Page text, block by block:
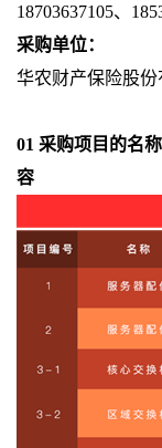
18703637105、
采购单位：
华农财产保险股份
01 采购项目的名
容